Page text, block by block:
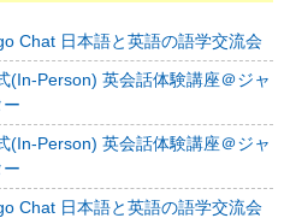
Chat 日本語と英語の語学交流会
(In-Person) 英会話体験講座＠ジャ
(In-Person) 英会話体験講座＠ジャ
Chat 日本語と英語の語学交流会